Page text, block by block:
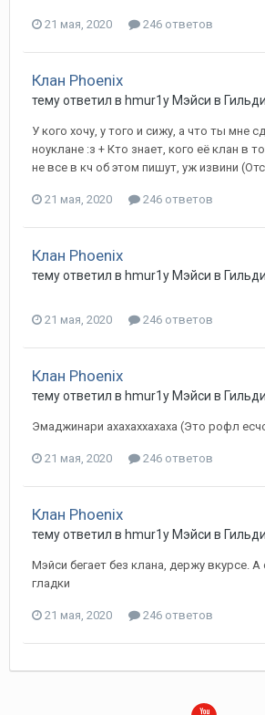
21 мая, 2020 246 ответов
Клан Phoenix
тему ответил в hmur1y Мэйси в
У кого хочу, у того и сижу, а что ты мне
ноуклане :з + Кто знает, кого её клан в
не все в кч об этом пишут, уж извини
21 мая, 2020 246 ответов
Клан Phoenix
тему ответил в hmur1y Мэйси в
21 мая, 2020 246 ответов
Клан Phoenix
тему ответил в hmur1y Мэйси в
Эмаджинари ахахаххахаха (Это рофл
21 мая, 2020 246 ответов
Клан Phoenix
тему ответил в hmur1y Мэйси в
Мэйси бегает без клана, держу вкурсе. А
гладки
21 мая, 2020 246 ответов